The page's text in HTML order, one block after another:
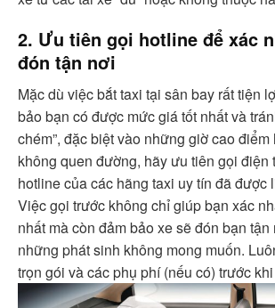
2. Ưu tiên gọi hotline để xác
đón tận nơi
Mặc dù việc bắt taxi tại sân bay rất tiện
bảo bạn có được mức giá tốt nhất và
chém”, đặc biệt vào những giờ cao
không quen đường, hãy ưu tiên gọi điện
hotline của các hãng taxi uy tín đã được
Việc gọi trước không chỉ giúp bạn xác
nhất mà còn đảm bảo xe sẽ đón bạn
những phát sinh không mong muốn.
trọn gói và các phụ phí (nếu có) trước